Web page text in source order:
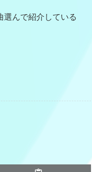
んで紹介している